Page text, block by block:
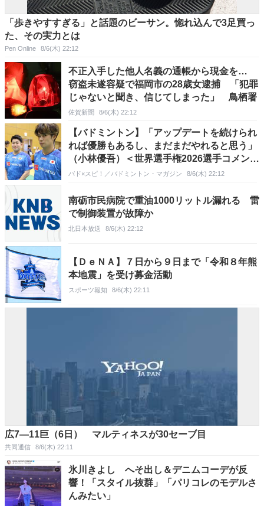
「歩きやすすぎる」と話題のビーサン。惚れ込んで3足買っ
た、その実力とは
Pen Online 8/6(木) 22:12
不正入手した他人名義の通帳から現金を…
窃盗未遂容疑で福岡市の28歳女逮捕 「犯罪
じゃないと聞き、信じてしまった」 鳥栖署
佐賀新聞 8/6(木) 22:12
【バドミントン】「アップデートを続けられ
れば優勝もあるし、まだまだやれると思う」
（小林優吾）＜世界選手権2026選手コメン
ト-2＞
バド×スピ！／バドミントン・マガジン 8/6(木) 22:12
南砺市民病院で重油1000リットル漏れる 雷
で制御装置が故障か
北日本放送 8/6(木) 22:12
【ＤｅＮＡ】７日から９日まで「令和８年熊
本地震」を受け募金活動
スポーツ報知 8/6(木) 22:11
広7―11巨（6日） マルティネスが30セーブ目
共同通信 8/6(木) 22:11
氷川きよし へそ出し＆デニムコーデが反
響！「スタイル抜群」「パリコレのモデルさ
んみたい」